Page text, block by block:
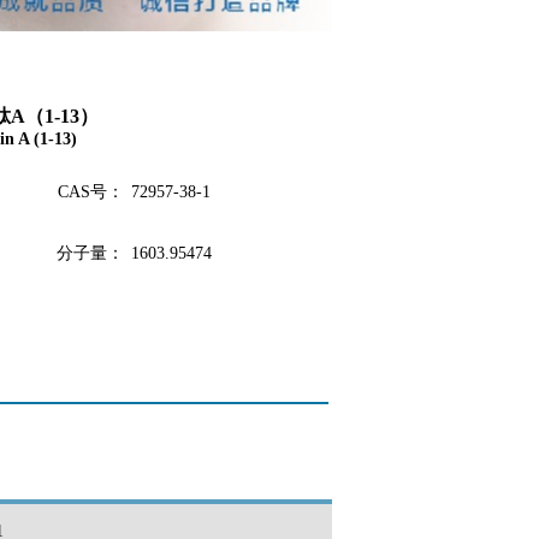
（1-13）
A (1-13)
CAS号： 72957-38-1
分子量： 1603.95474